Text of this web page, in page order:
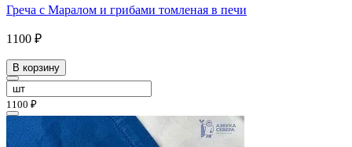
Греча с Маралом и грибами томленая в печи
1100 ₽
В корзину
1100 ₽